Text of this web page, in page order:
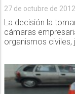
27 de octubre de 2012
La decisión la
cámaras
organismos